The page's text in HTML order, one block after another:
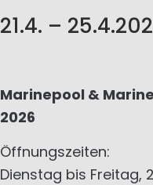
21.4. –
Marinepool &
2026
Öffnungszeiten:
Dienstag bis Freitag,